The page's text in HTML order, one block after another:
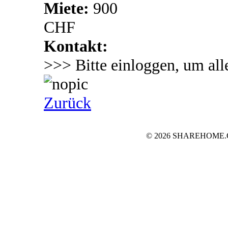
Miete: 900
CHF
Kontakt:
>>> Bitte einloggen, um
Zurück
© 2026